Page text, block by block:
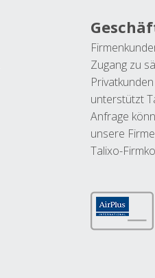
Zugang zu
unterstützt
Anfrage
unsere
Talixo-